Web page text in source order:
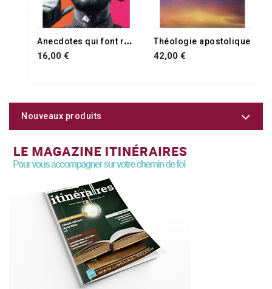
A
necdotes qui font réfléchir
16,00 €
Théologie apostolique
42,00 €
Nouveaux produits